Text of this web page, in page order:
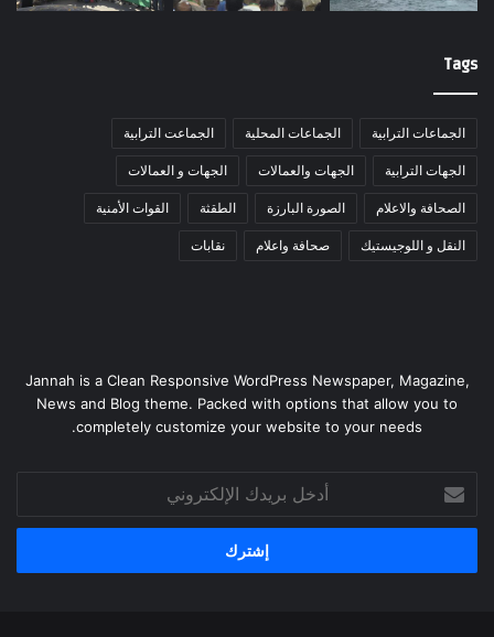
Tags
الجماعات الترابية الجماعات المحلية الجماعت الترابية
الجهات الترابية الجهات والعمالات الجهات و العمالات
الصحافة والاعلام الصورة البارزة الطقثة القوات الأمنية
النقل و اللوجيستيك صحافة واعلام نقابات
Jannah is a Clean Responsive WordPress Newspaper, Magazine,
News and Blog theme. Packed with options that allow you to
completely customize your website to your needs.
أدخل
بريدك
الإلكتروني